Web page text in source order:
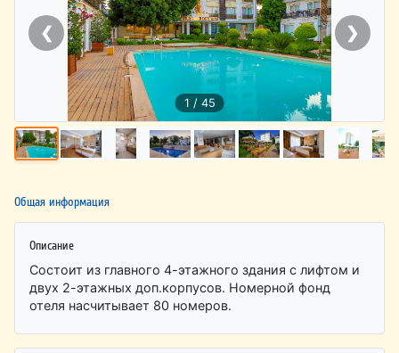
❮ ❯
1 / 45
Общая информация
Описание
Состоит из главного 4-этажного здания с лифтом и
двух 2-этажных доп.корпусов. Номерной фонд
отеля насчитывает 80 номеров.